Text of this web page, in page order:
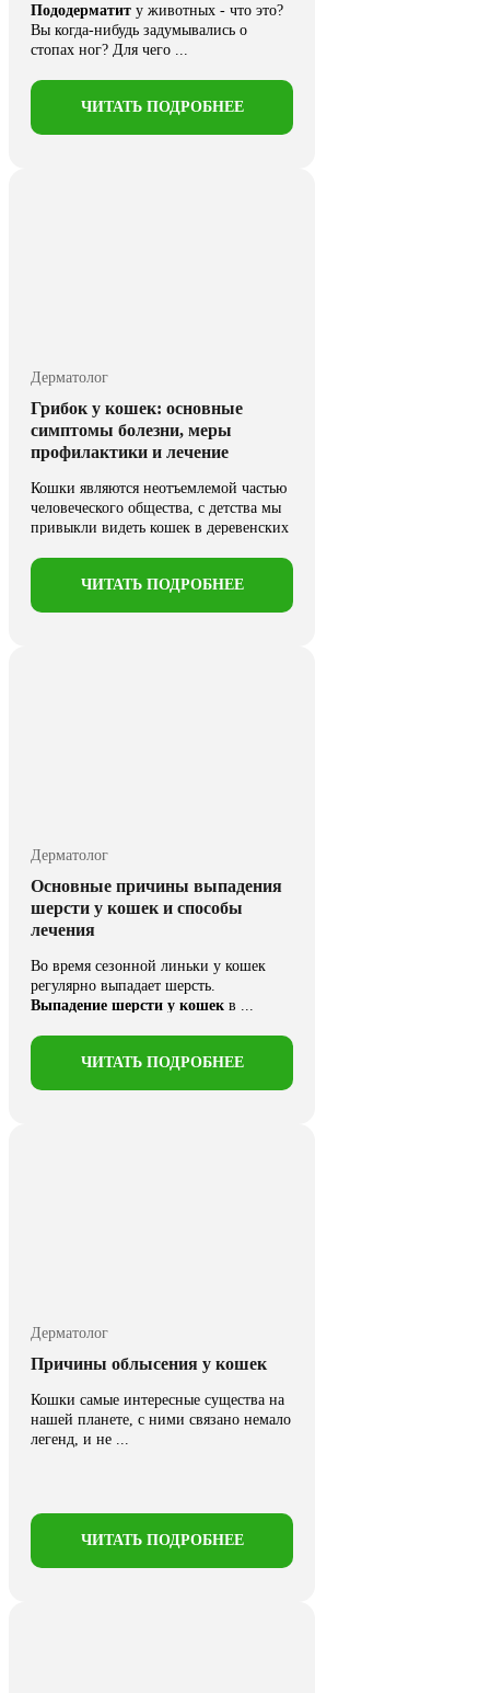
Пододерматит у животных - что это?
Вы когда-нибудь задумывались о
стопах ног? Для чего ...
ЧИТАТЬ ПОДРОБНЕЕ
Дерматолог
Грибок у кошек: основные
симптомы болезни, меры
профилактики и лечение
Кошки являются неотъемлемой частью
человеческого общества, с детства мы
привыкли видеть кошек в деревенских
ЧИТАТЬ ПОДРОБНЕЕ
Дерматолог
Основные причины выпадения
шерсти у кошек и способы
лечения
Во время сезонной линьки у кошек
регулярно выпадает шерсть.
Выпадение шерсти у кошек в ...
ЧИТАТЬ ПОДРОБНЕЕ
Дерматолог
Причины облысения у кошек
Кошки самые интересные существа на
нашей планете, с ними связано немало
легенд, и не ...
ЧИТАТЬ ПОДРОБНЕЕ